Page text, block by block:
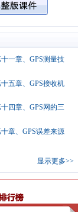
一章、GPS测量技
五章、GPS接收机
四章、GPS网的三
章、GPS误差来源
显示更多>>